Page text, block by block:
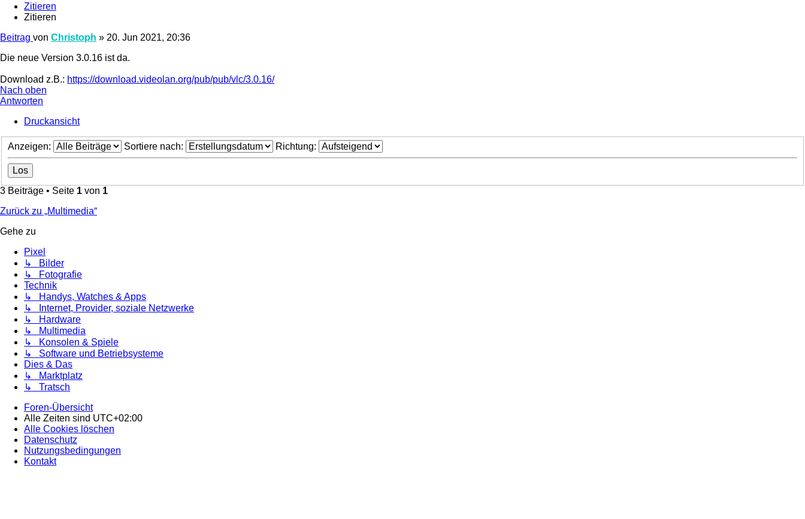
Zitieren
Zitieren
Beitrag von Christoph » 20. Jun 2021, 20:36
Die neue Version 3.0.16 ist da.
Download z.B.: https://download.videolan.org/pub/pub/vlc/3.0.16/
Nach oben
Antworten
Druckansicht
Anzeigen: Sortiere nach: Richtung:
3 Beiträge • Seite 1 von 1
Zurück zu „Multimedia“
Gehe zu
Pixel
↳ Bilder
↳ Fotografie
Technik
↳ Handys, Watches & Apps
↳ Internet, Provider, soziale Netzwerke
↳ Hardware
↳ Multimedia
↳ Konsolen & Spiele
↳ Software und Betriebsysteme
Dies & Das
↳ Marktplatz
↳ Tratsch
Foren-Übersicht
Alle Zeiten sind UTC+02:00
Alle Cookies löschen
Datenschutz
Nutzungsbedingungen
Kontakt